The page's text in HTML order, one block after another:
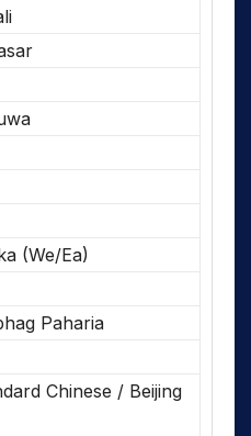
(We/Ea)
Paharia
Chinese / Beijing